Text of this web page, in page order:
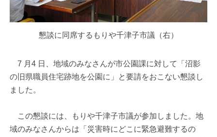
懇談に同席するもりや千津子市議（右）
7 月4 日、地域のみなさんが市公園課に対して「沼影
の旧県職員住宅跡地を公園に」と要請をおこない懇談し
ました。
この懇談には、もりや千津子市議が参加しました。地
域のみなさんからは「災害時にどこに緊急避難するの